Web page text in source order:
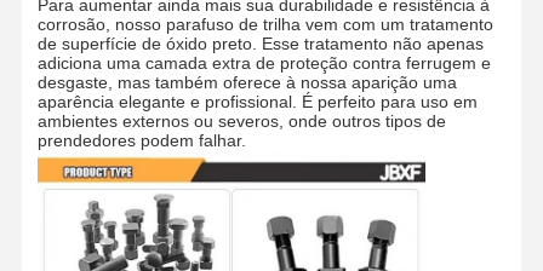
Bordo de dente de balde
Para o bloqueio de dentes
Para o transporte de veículos a motor
Parafusos e porcas
Parafuso da sapata da trilha
Para aumentar ainda mais sua durabilidade e resistência à
corrosão, nosso parafuso de trilha vem com um tratamento
de superfície de óxido preto. Esse tratamento não apenas
adiciona uma camada extra de proteção contra ferrugem e
desgaste, mas também oferece à nossa aparição uma
aparência elegante e profissional. É perfeito para uso em
ambientes externos ou severos, onde outros tipos de
prendedores podem falhar.